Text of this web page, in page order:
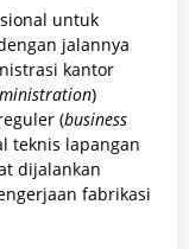
untuk
jalannya
kantor
)
(business
teknis lapangan
dijalankan
fabrikasi